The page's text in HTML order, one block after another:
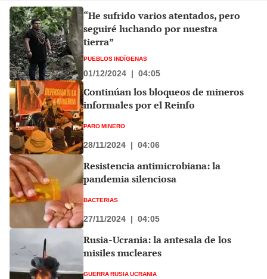
“He sufrido varios atentados, pero
seguiré luchando por nuestra
tierra”
PUEBLOS INDÍGENAS
01/12/2024 | 04:05
Continúan los bloqueos de mineros
informales por el Reinfo
PARO MINERO
28/11/2024 | 04:06
Resistencia antimicrobiana: la
pandemia silenciosa
BACTERIAS
27/11/2024 | 04:05
Rusia-Ucrania: la antesala de los
misiles nucleares
GUERRA RUSIA UCRANIA